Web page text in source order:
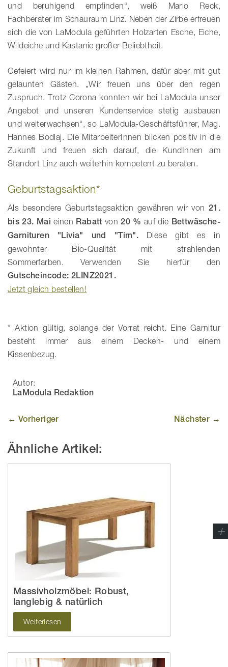
und beruhigend empfinden“, weiß Mario Reck,
Fachberater im Schauraum Linz. Neben der Zirbe erfreuen
sich die von LaModula geführten Holzarten Esche, Eiche,
Wildeiche und Kastanie großer Beliebtheit.
Gefeiert wird nur im kleinen Rahmen, dafür aber mit gut
gelaunten Gästen. „Wir freuen uns über den regen
Zuspruch. Trotz Corona konnten wir bei LaModula unser
Angebot und unseren Kundenservice stetig ausbauen
und weiterwachsen“, so LaModula-Geschäftsführer, Mag.
Hannes Bodlaj. Die MitarbeiterInnen blicken positiv in die
Zukunft und freuen sich darauf, die KundInnen am
Standort Linz auch weiterhin kompetent zu beraten.
Geburtstagsaktion*
Als besondere Geburtstagsaktion gewähren wir von 21.
bis 23. Mai einen Rabatt von20 % auf die Bettwäsche-
Garnituren "Livia" und "Tim". Diese gibt es in
gewohnter Bio-Qualität mit strahlenden
Sommerfarben. Verwenden Sie hierfür den
Gutscheincode: 2LINZ2021.
Jetzt gleich bestellen!
* Aktion gültig, solange der Vorrat reicht. Eine Garnitur
besteht immer aus einem Decken- und einem
Kissenbezug.
Autor:
LaModula Redaktion
← Vorheriger Nächster →
Ähnliche Artikel:
Massivholzmöbel: Robust,
langlebig & natürlich
Weiterlesen